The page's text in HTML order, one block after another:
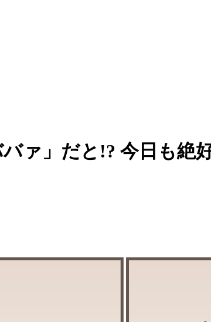
ァ」だと!? 今日も絶